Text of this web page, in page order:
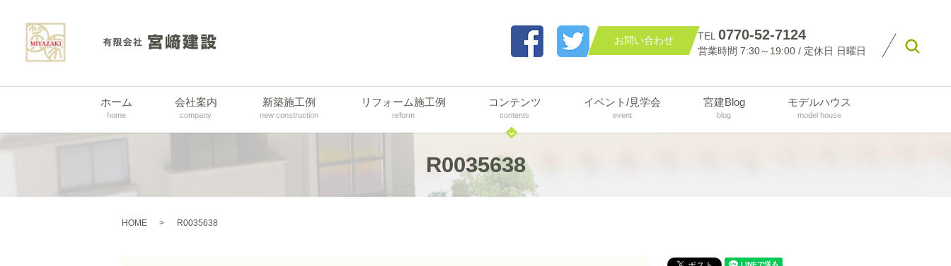
お問い合わせ TEL 0770-52-7124
営業時間 7:30～19:00 / 定休日 日曜日
ホーム
home
会社案内
company
新築施工例
new construction
リフォーム施工例
reform
コンテンツ
contents
イベント/見学会
event
宮建Blog
blog
モデルハウス
model house
R0035638
HOME R0035638